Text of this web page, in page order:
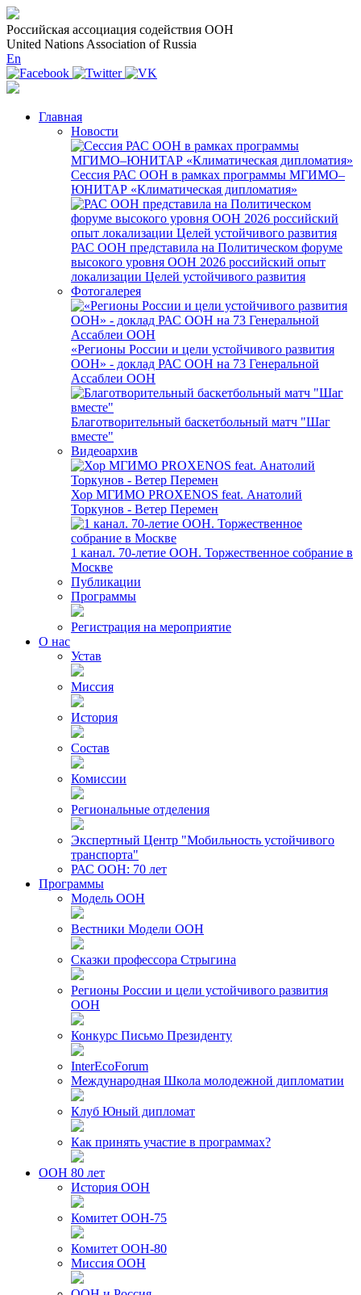
Российская ассоциация содействия ООН
United Nations Association of Russia
En
Главная
Новости
Сессия РАС ООН в рамках программы МГИМО–
ЮНИТАР «Климатическая дипломатия»
РАС ООН представила на Политическом форуме
высокого уровня ООН 2026 российский опыт
локализации Целей устойчивого развития
Фотогалерея
«Регионы России и цели устойчивого развития
ООН» - доклад РАС ООН на 73 Генеральной
Ассаблеи ООН
Благотворительный баскетбольный матч "Шаг
вместе"
Видеоархив
Хор МГИМО PROXENOS feat. Анатолий
Торкунов - Ветер Перемен
1 канал. 70-летие ООН. Торжественное собрание в
Москве
Публикации
Программы
Регистрация на мероприятие
О нас
Устав
Миссия
История
Состав
Комиссии
Региональные отделения
Экспертный Центр "Мобильность устойчивого
транспорта"
РАС ООН: 70 лет
Программы
Модель ООН
Вестники Модели ООН
Сказки профессора Стрыгина
Регионы России и цели устойчивого развития
ООН
Конкурс Письмо Президенту
InterEcoForum
Международная Школа молодежной дипломатии
Клуб Юный дипломат
Как принять участие в программах?
ООН 80 лет
История ООН
Комитет ООН-75
Комитет ООН-80
Миссия ООН